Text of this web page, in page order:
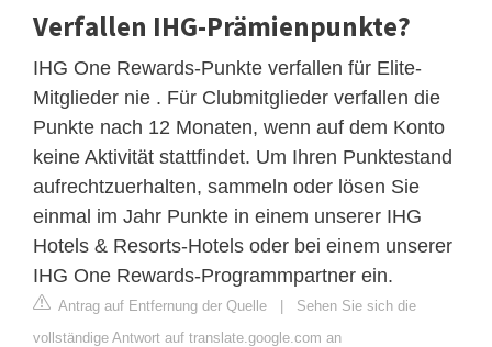
Verfallen IHG-Prämienpunkte?
IHG One Rewards-Punkte verfallen für Elite-
Mitglieder nie . Für Clubmitglieder verfallen die
Punkte nach 12 Monaten, wenn auf dem Konto
keine Aktivität stattfindet. Um Ihren Punktestand
aufrechtzuerhalten, sammeln oder lösen Sie
einmal im Jahr Punkte in einem unserer IHG
Hotels & Resorts-Hotels oder bei einem unserer
IHG One Rewards-Programmpartner ein.
Antrag auf Entfernung der Quelle | Sehen Sie sich die
vollständige Antwort auf translate.google.com an